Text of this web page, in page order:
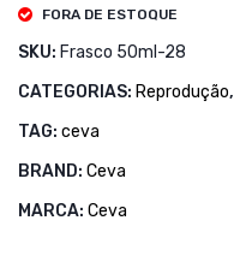
FORA DE ESTOQUE
SKU: Frasco 50ml-28
CATEGORIAS: Reprodução,
TAG: ceva
BRAND: Ceva
MARCA: Ceva